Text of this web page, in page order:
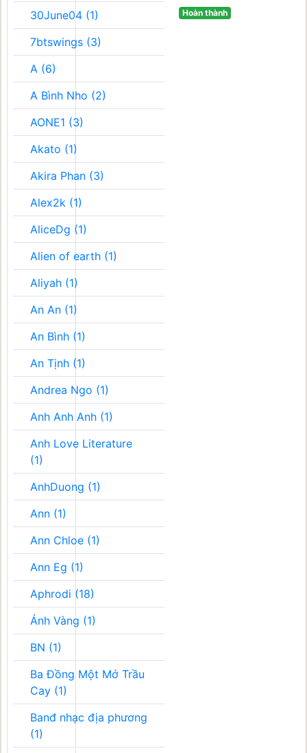
30June04 (1)
7btswings (3)
A (6)
A Bình Nho (2)
AONE1 (3)
Akato (1)
Akira Phan (3)
Alex2k (1)
AliceDg (1)
Alien of earth (1)
Aliyah (1)
An An (1)
An Bình (1)
An Tịnh (1)
Andrea Ngo (1)
Anh Anh Anh (1)
Anh Love Literature
(1)
AnhDuong (1)
Ann (1)
Ann Chloe (1)
Ann Eg (1)
Aphrodi (18)
Ánh Vàng (1)
BN (1)
Ba Đồng Một Mớ Trầu
Cay (1)
Banđ nhạc địa phương
(1)
Hoàn thành